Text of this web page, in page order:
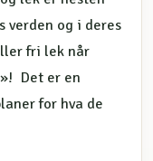
verden og i deres
fri lek når
Det er en
for hva de